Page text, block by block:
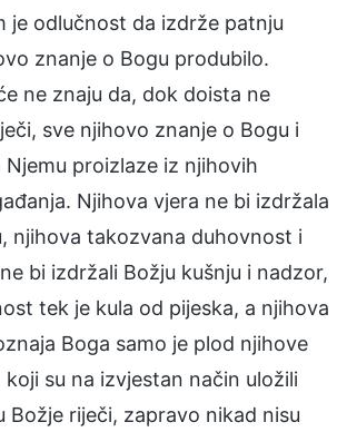
je odlučnost da izdrže patnju
znanje o Bogu produbilo.
ne znaju da, dok doista ne
sve njihovo znanje o Bogu i
Njemu proizlaze iz njihovih
Njihova vjera ne bi izdržala
njihova takozvana duhovnost i
bi izdržali Božju kušnju i nadzor,
tek je kula od pijeska, a njihova
Boga samo je plod njihove
koji su na izvjestan način uložili
Božje riječi, zapravo nikad nisu